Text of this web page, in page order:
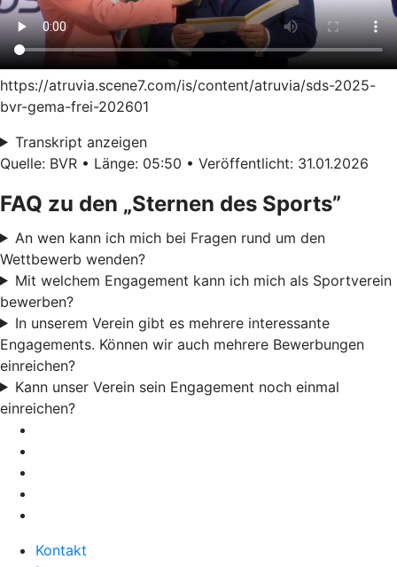
https://atruvia.scene7.com/is/content/atruvia/sds-2025-
bvr-gema-frei-202601
Transkript anzeigen
Quelle: BVR • Länge: 05:50 • Veröffentlicht: 31.01.2026
FAQ zu den „Sternen des Sports”
An wen kann ich mich bei Fragen rund um den
Wettbewerb wenden?
Mit welchem Engagement kann ich mich als Sportverein
bewerben?
In unserem Verein gibt es mehrere interessante
Engagements. Können wir auch mehrere Bewerbungen
einreichen?
Kann unser Verein sein Engagement noch einmal
einreichen?
Kontakt